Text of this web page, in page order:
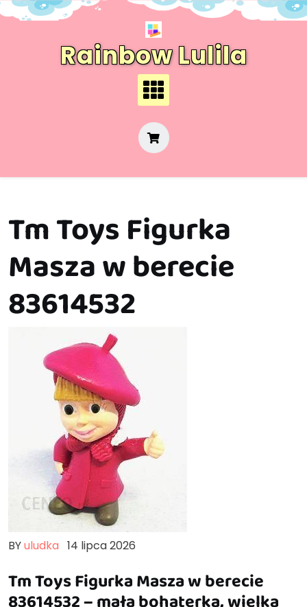
Skip
Rainbow Lulila
Tm Toys Figurka
Masza w berecie
83614532
BYuludka 14 lipca 2026
Tm Toys Figurka Masza w berecie
83614532 – mała bohaterka, wielka